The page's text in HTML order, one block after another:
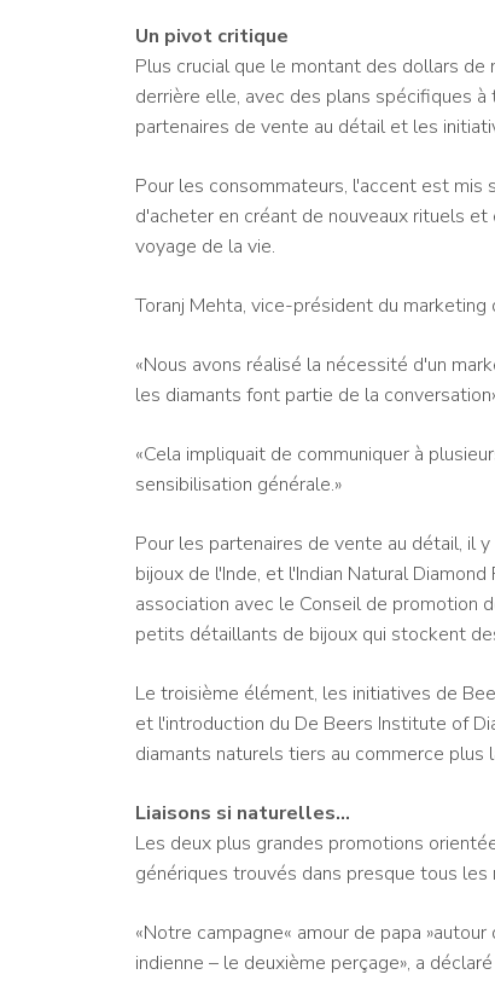
Un pivot critique
Plus crucial que le montant des dollars
derrière elle, avec des plans spécifiques
partenaires de vente au détail et les
Pour les consommateurs, l'accent est
d'acheter en créant de nouveaux rituels
voyage de la vie.
Toranj Mehta, vice-président du marketing
«Nous avons réalisé la nécessité d'un
les diamants font partie de la
«Cela impliquait de communiquer à
sensibilisation générale.»
Pour les partenaires de vente au détail, il
bijoux de l'Inde, et l'Indian Natural
association avec le Conseil de promotion
petits détaillants de bijoux qui stockent
Le troisième élément, les initiatives de
et l'introduction du De Beers Institute of
diamants naturels tiers au commerce plus
Liaisons si naturelles…
Les deux plus grandes promotions
génériques trouvés dans presque tous les
«Notre campagne« amour de papa
indienne – le deuxième perçage», a